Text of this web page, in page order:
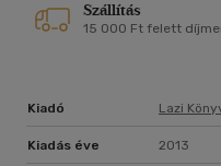
Bár színművek leginkább a
kötetet olvasásra is,
Szállítás
15 000 Ft felett
Kiadó Lazi
Kiadás éve 2013